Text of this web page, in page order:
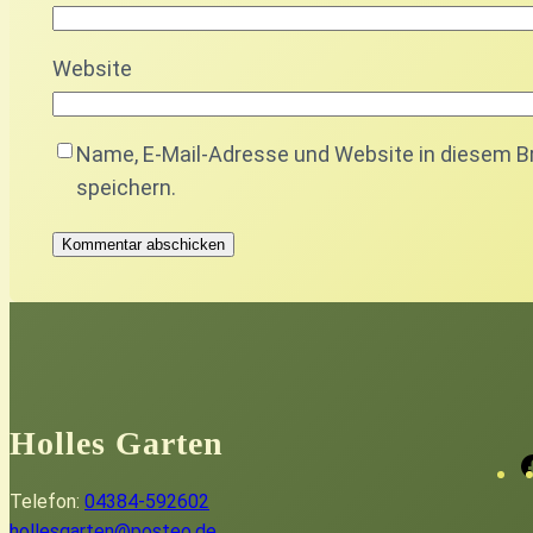
Website
Name, E-Mail-Adresse und Website in diesem
speichern.
Holles Garten
Telefon: 04384-592602